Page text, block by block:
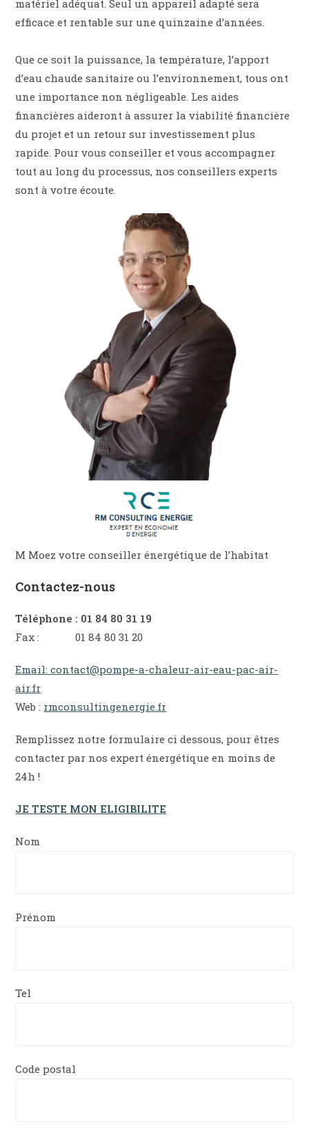
matériel adéquat. Seul un appareil adapté sera
efficace et rentable sur une quinzaine d’années.
Que ce soit la puissance, la température, l’apport
d’eau chaude sanitaire ou l’environnement, tous ont
une importance non négligeable. Les aides
financières aideront à assurer la viabilité financière
du projet et un retour sur investissement plus
rapide. Pour vous conseiller et vous accompagner
tout au long du processus, nos conseillers experts
sont à votre écoute.
M Moez votre conseiller énergétique de l’habitat
Contactez-nous
Téléphone : 01 84 80 31 19
Fax : 01 84 80 31 20
Email: contact@pompe-a-chaleur-air-eau-pac-air-
air.fr
Web : rmconsultingenergie.fr
Remplissez notre formulaire ci dessous, pour êtres
contacter par nos expert énergétique en moins de
24h !
JE TESTE MON ELIGIBILITE
Nom
Prénom
Tel
Code postal